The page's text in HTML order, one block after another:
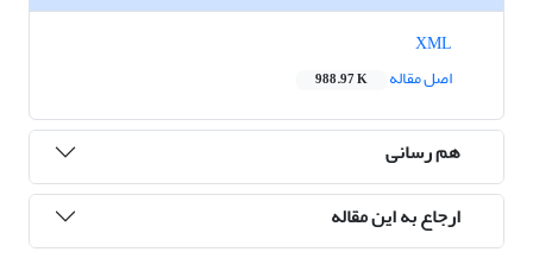
اصل مقاله
988.97 K
هم رسانی
ارجاع به این مقاله